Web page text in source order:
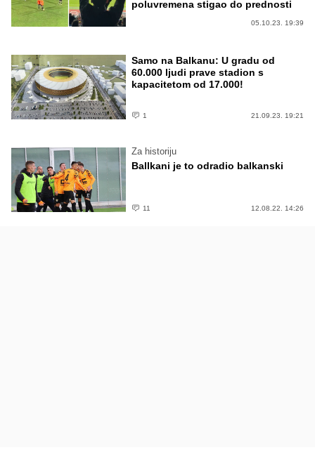
poluvremena stigao do prednosti
05.10.23. 19:39
Samo na Balkanu: U gradu od
60.000 ljudi prave stadion s
kapacitetom od 17.000!
1 21.09.23. 19:21
Za historiju
Ballkani je to odradio balkanski
11 12.08.22. 14:26